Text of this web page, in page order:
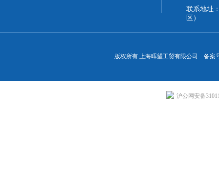
联系地址
区）
版权所有 上海晖望工贸有限公司 备案
沪公网安备